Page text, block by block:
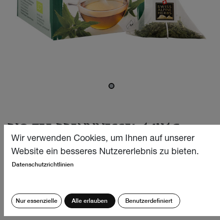
BIO TEE BRENNNESSEL 14X1G
Unser Bio Brennnesseltee überzeugt mit herb-frischem
auch ideal für die Entschlackungswochen nach dem
Winter geeignet ist!
Wir verwenden Cookies, um Ihnen auf unserer
Website ein besseres Nutzererlebnis zu bieten.
Datenschutzrichtlinien
Nur essenzielle Alle erlauben Benutzerdefiniert